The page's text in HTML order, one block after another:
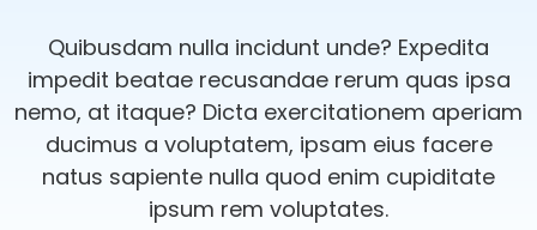
Quibusdam nulla incidunt unde? Expedita
impedit beatae recusandae rerum quas ipsa
nemo, at itaque? Dicta exercitationem aperiam
ducimus a voluptatem, ipsam eius facere
natus sapiente nulla quod enim cupiditate
ipsum rem voluptates.